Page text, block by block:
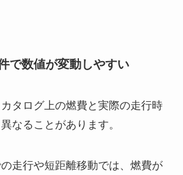
で数値が変動しやすい
タログ上の燃費と実際の走行時
なることがあります。
走行や短距離移動では、燃費が